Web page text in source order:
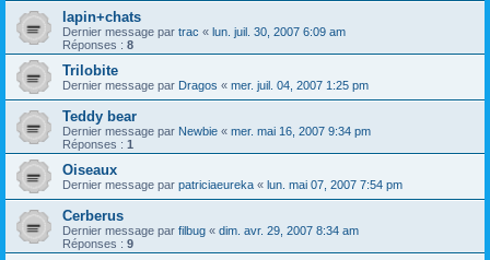
lapin+chats
Dernier message par trac « lun. juil. 30, 2007 6:09 am
Réponses : 8
Trilobite
Dernier message par Dragos « mer. juil. 04, 2007 1:25 pm
Teddy bear
Dernier message par Newbie « mer. mai 16, 2007 9:34 pm
Réponses : 1
Oiseaux
Dernier message par patriciaeureka « lun. mai 07, 2007 7:54 pm
Cerberus
Dernier message par filbug « dim. avr. 29, 2007 8:34 am
Réponses : 9